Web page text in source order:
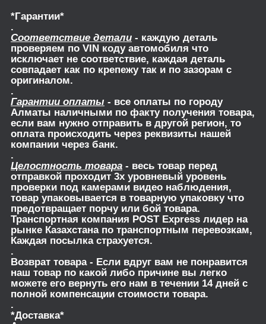
*Гарантии*
.
Соответствие детали - каждую деталь
проверяем по VIN коду автомобиля что
исключает не соответствие, каждая деталь
совпадает как по крепежу так и по зазорам с
оригиналом.
.
Гарантии оплаты - все оплаты по городу
Алматы наличными по факту получения товара,
если вам нужно отправить в другой регион, то
оплата происходить через реквизиты нашей
компании через банк.
.
Целостность товара - весь товар перед
отправкой проходит 3х уровневый уровень
проверки под камерами видео наблюдения,
товар упаковывается в товарную упаковку что
предотвращает порчу или бой товара.
Транспортная компания POST Express лидер на
рынке Казахстана по транспортным перевозкам,
Каждая посылка страхуется.
.
Возврат товара- Если вдруг вам не понравится
наш товар по какой либо причине вы легко
можете его вернуть его нам в течении 14 дней с
полной компенсации стоимости товара.
.
*Доставка*